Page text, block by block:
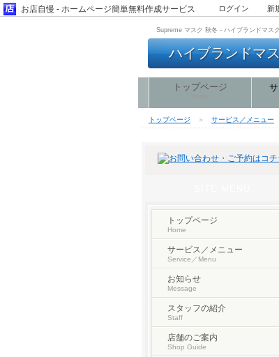
お店自慢 - ホームページ簡単無料作成サービス ログイン 新
Supreme マスク 秋冬 - ハイブランドマス
ハイブランドマ
トップページ
トップページ ＞ サービス／メニュー
トップページ
Home
サービス／メニュー
Service／Menu
お知らせ
Message
スタッフの紹介
Staff
店舗のご案内
Shop Guide